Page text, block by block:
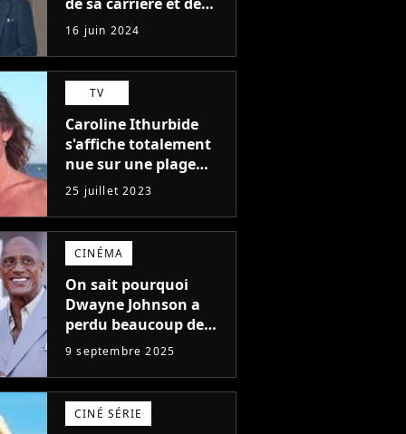
l'un des pires de
l'histoire du cinéma :
"L'un des films les
plus médiocres jamais
réalisés"
16 juin 2024
TV
Caroline Ithurbide
s'affiche totalement
nue sur une plage
naturiste : "je ne
pensais pas que
j'arriverais à le
faire..."
25 juillet 2023
CINÉMA
On sait pourquoi
Dwayne Johnson a
perdu beaucoup de
poids et c'est pour
une raison
importante
9 septembre 2025
CINÉ SÉRIE